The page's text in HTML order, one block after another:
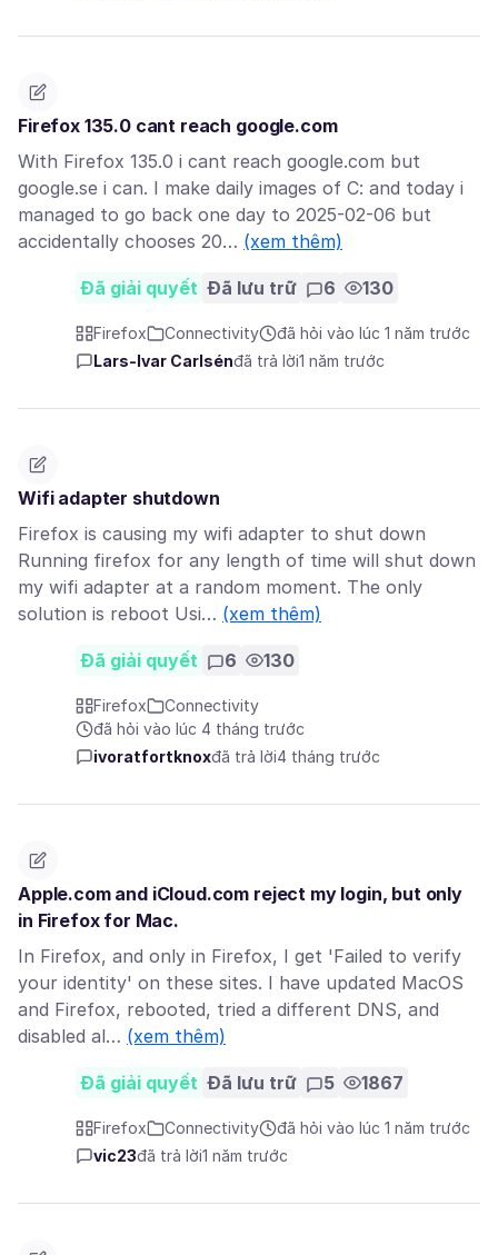
Firefox 135.0 cant reach google.com
With Firefox 135.0 i cant reach google.com but
google.se i can. I make daily images of C: and today i
managed to go back one day to 2025-02-06 but
accidentally chooses 20… (xem thêm)
Đã giải quyết Đã lưu trữ 6 130
Firefox Connectivity
đã hỏi vào lúc 1 năm trước
Lars-Ivar Carlsénđã trả lời1 năm trước
Wifi adapter shutdown
Firefox is causing my wifi adapter to shut down
Running firefox for any length of time will shut down
my wifi adapter at a random moment. The only
solution is reboot Usi… (xem thêm)
Đã giải quyết 6 130
Firefox
Connectivity
đã hỏi vào lúc 4 tháng trước
ivoratfortknoxđã trả lời4 tháng trước
Apple.com and iCloud.com reject my login, but only
in Firefox for Mac.
In Firefox, and only in Firefox, I get 'Failed to verify
your identity' on these sites. I have updated MacOS
and Firefox, rebooted, tried a different DNS, and
disabled al… (xem thêm)
Đã giải quyết Đã lưu trữ 5 1867
Firefox Connectivity
đã hỏi vào lúc 1 năm trước
vic23đã trả lời1 năm trước